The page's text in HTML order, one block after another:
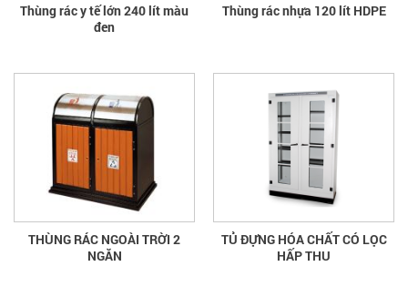
Thùng rác y tế lớn 240 lít màu
đen
Thùng rác nhựa 120 lít HDPE
THÙNG RÁC NGOÀI TRỜI 2
NGĂN
TỦ ĐỰNG HÓA CHẤT CÓ LỌC
HẤP THU